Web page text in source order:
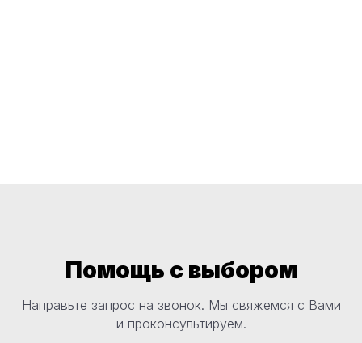
Помощь с выбором
Направьте запрос на звонок. Мы свяжемся с Вами
и проконсультируем.